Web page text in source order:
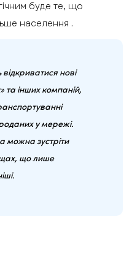
буде те, що
населення .
нові
та інших компаній,
у мережі.
можна зустріти
що лише